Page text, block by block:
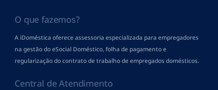
O que fazemos?
A iDoméstica oferece assessoria especializada para empregadores
na gestão do eSocial Doméstico, folha de pagamentoe
regularização do contrato de trabalho de empregados domésticos.
Central de Atendimento